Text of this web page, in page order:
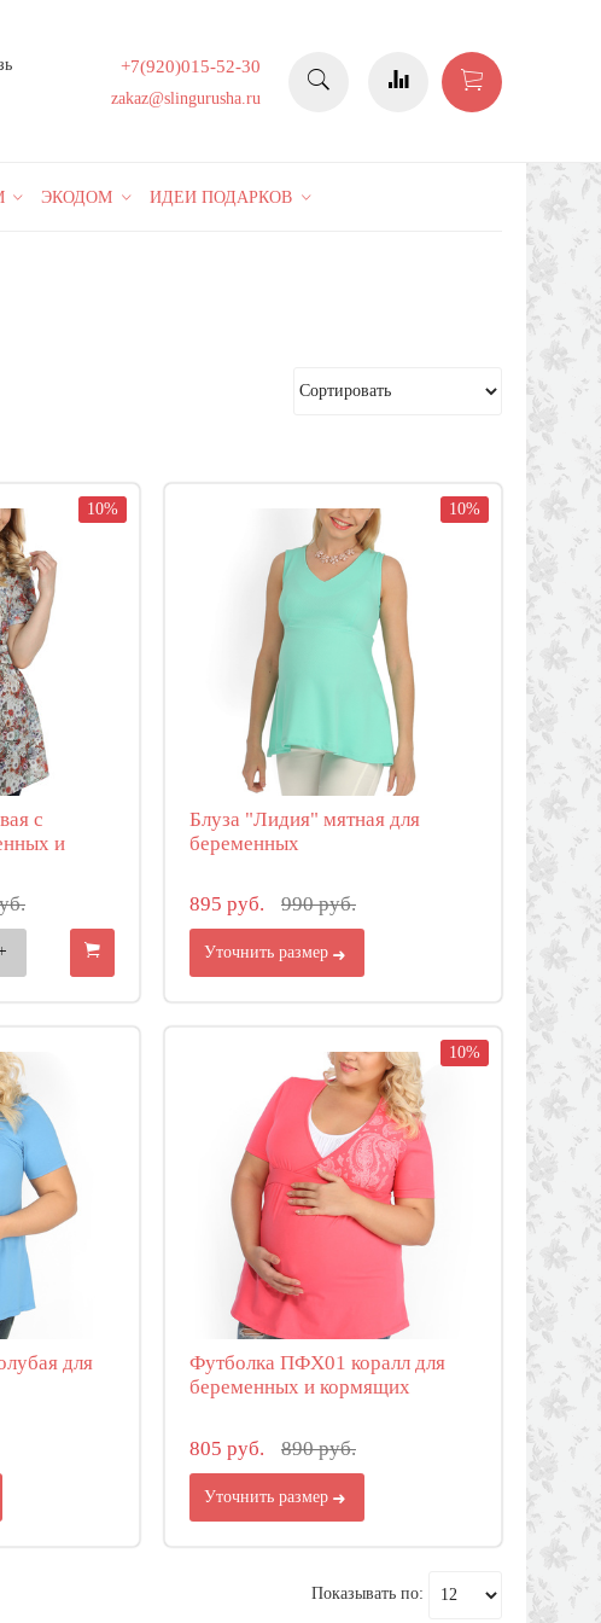
+7(920)015-52-30
zakaz@slingurusha.ru
ЭКОДОМ ИДЕИ ПОДАРКОВ
10%
с
и
10%
Блуза "Лидия" мятная для
беременных
895 руб. 990 руб.
Уточнить размер
для
10%
Футболка ПФХ01 коралл для
беременных и кормящих
805 руб. 890 руб.
Уточнить размер
Показывать по: